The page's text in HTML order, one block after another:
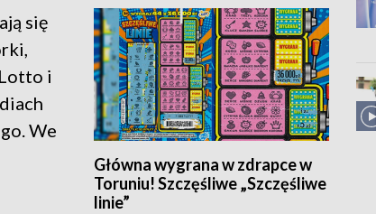
Główna wygrana w zdrapce w
Toruniu! Szczęśliwe „Szczęśliwe
linie”
się
i
We